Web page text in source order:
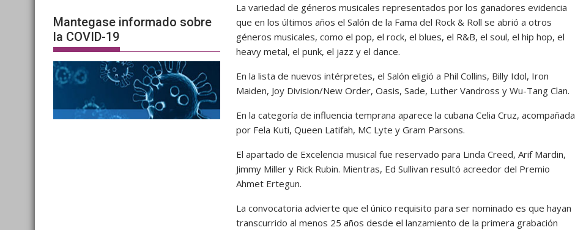
La variedad de géneros musicales representados por los ganadores evidencia
que en los últimos años el Salón de la Fama del Rock & Roll se abrió a otros
géneros musicales, como el pop, el rock, el blues, el R&B, el soul, el hip hop, el
heavy metal, el punk, el jazz y el dance.
En la lista de nuevos intérpretes, el Salón eligió a Phil Collins, Billy Idol, Iron
Maiden, Joy Division/New Order, Oasis, Sade, Luther Vandross y Wu-Tang Clan.
En la categoría de influencia temprana aparece la cubana Celia Cruz, acompañada
por Fela Kuti, Queen Latifah, MC Lyte y Gram Parsons.
El apartado de Excelencia musical fue reservado para Linda Creed, Arif Mardin,
Jimmy Miller y Rick Rubin. Mientras, Ed Sullivan resultó acreedor del Premio
Ahmet Ertegun.
La convocatoria advierte que el único requisito para ser nominado es que hayan
transcurrido al menos 25 años desde el lanzamiento de la primera grabación
Mantegase informado sobre
la COVID-19